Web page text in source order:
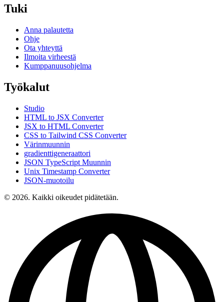
Tuki
Anna palautetta
Ohje
Ota yhteyttä
Ilmoita virheestä
Kumppanuusohjelma
Työkalut
Studio
HTML to JSX Converter
JSX to HTML Converter
CSS to Tailwind CSS Converter
Värinmuunnin
gradienttigeneraattori
JSON TypeScript Muunnin
Unix Timestamp Converter
JSON-muotoilu
© 2026. Kaikki oikeudet pidätetään.